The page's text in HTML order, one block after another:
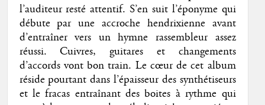
l’auditeur resté attentif. S’en suit l’éponyme qui
débute par une accroche hendrixienne avant
d’entraîner vers un hymne rassembleur assez
réussi. Cuivres, guitares et changements
d’accords vont bon train. Le cœur de cet album
réside pourtant dans l’épaisseur des synthétiseurs
et le fracas entraînant des boites à rythme qui